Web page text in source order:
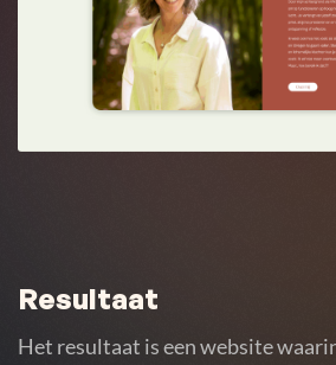
Resultaat
Het resultaat is een website